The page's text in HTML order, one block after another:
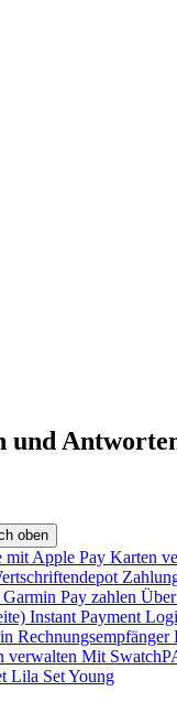
und
mit Apple Pay Karten
Pay zahlen
Instant Payment
Rechnungsempfänger
verwalten Mit
Lila Set Young